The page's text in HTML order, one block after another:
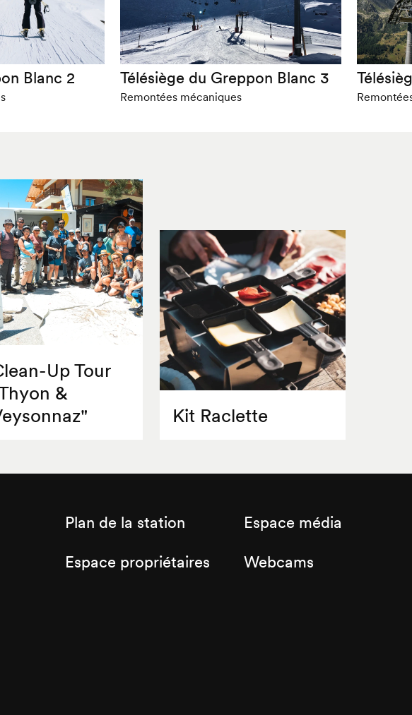
Blanc 2 Télésiège du Greppon Blanc 3
Remontées mécaniques
Up Tour
&
Kit Raclette
Plan de la station
Espace propriétaires
Espace média
Webcams